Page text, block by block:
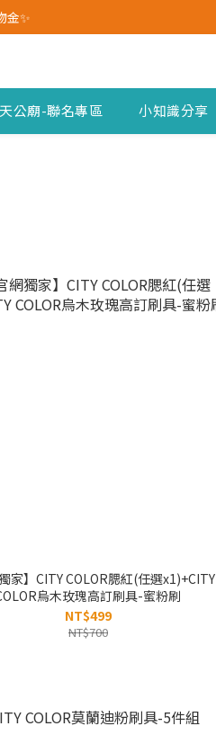
費(活動至8/10)
金✨
費(活動至8/10)
公廟-聯名專區 小知識分享
獨家】CITY COLOR腮紅(任選x1)+CITY
烏木玫瑰高訂刷具-蜜粉刷
NT$499
NT$700